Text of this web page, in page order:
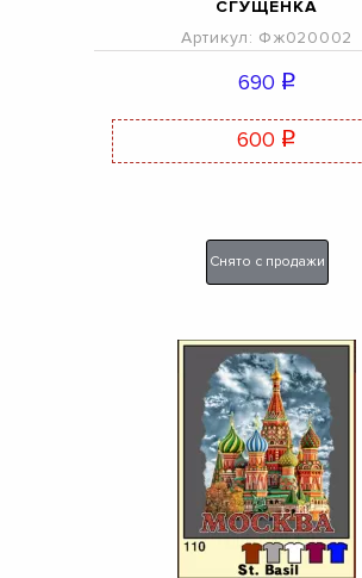
СГУЩЕНКА
Артикул: Фж020002
690 q
600 q
Снято с продажи